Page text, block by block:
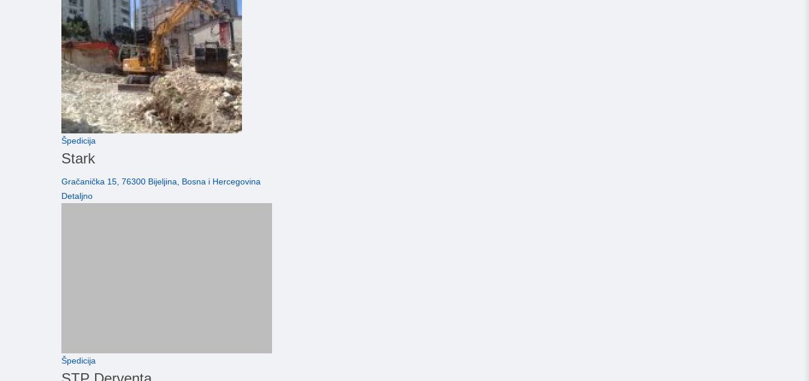
Špedicija
Stark
Gračanička 15, 76300 Bijeljina, Bosna i Hercegovina
Detaljno
Špedicija